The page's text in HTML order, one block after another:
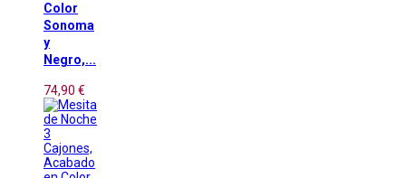
Color
Sonoma
y
Negro,...
74,90 €